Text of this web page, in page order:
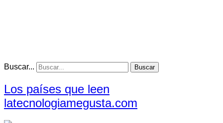
Buscar... Buscar
Los países que leen
latecnologiamegusta.com